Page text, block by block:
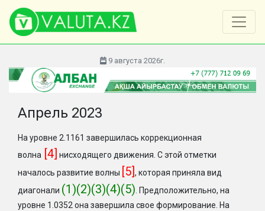
9 августа 2026г.
Апрель 2023
На уровне 2.1161 завершилась коррекционная
волна [4] нисходящего движения. С этой отметки
началось развитие волны [5], которая приняла вид
диагонали (1)(2)(3)(4)(5). Предположительно, на
уровне 1.0352 она завершила свое формирование. На